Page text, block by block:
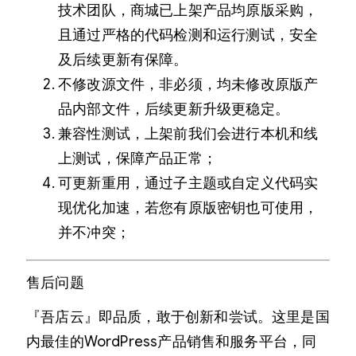
技术团队，商城已上架产品均原版采购，
且通过严格的代码检测和运行测试，安全
及后续更新有保障。
不修改源文件，非必须，均未修改原版产
品内部文件，后续更新升级更稳定。
兼容性测试，上架前我们会进行本机和线
上测试，保障产品正常；
可更新重用，通过子主题或自定义代码实
现优化加速，若您有原版密钥也可使用，
并不冲突；
售后问题
『吾店云』即品质，敢于创新和尝试。这里是国
内最佳的WordPress产品销售和服务平台，同